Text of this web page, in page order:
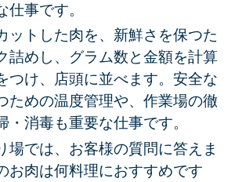
仕事です。
ットした肉を、新鮮さを保つた
詰めし、グラム数と金額を計算
つけ、店頭に並べます。安全な
ための温度管理や、作業場の徹
・消毒も重要な仕事です。
場では、お客様の質問に答えま
お肉は何料理におすすめです